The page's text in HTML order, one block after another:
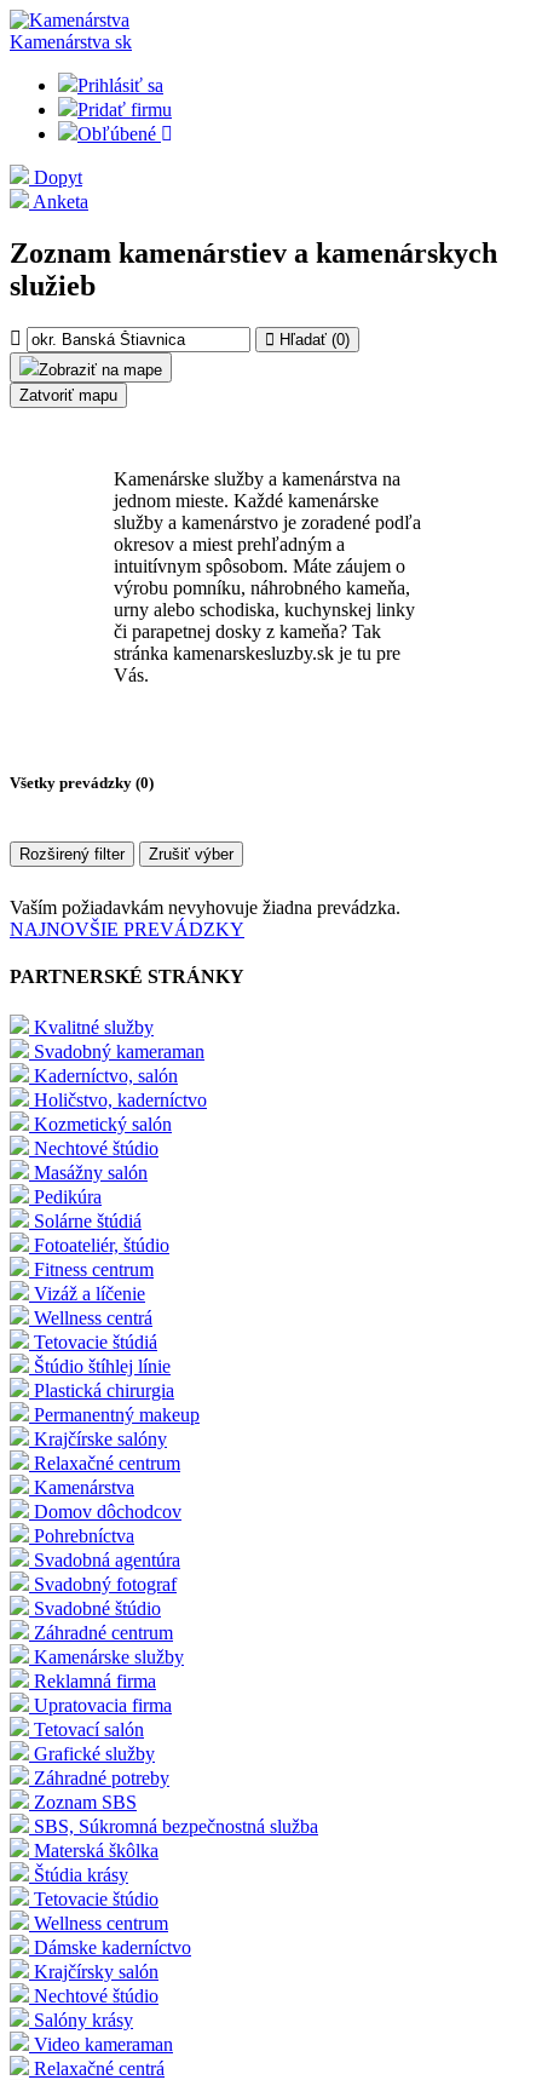
Kamenárstva sk
Prihlásiť sa
Pridať firmu
Obľúbené
Dopyt
Anketa
Zoznam kamenárstiev a kamenárskych
služieb
Hľadať (0)
Zobraziť na mape
Zatvoriť mapu
Kamenárske služby a kamenárstva na
jednom mieste. Každé kamenárske
služby a kamenárstvo je zoradené podľa
okresov a miest prehľadným a
intuitívnym spôsobom. Máte záujem o
výrobu pomníku, náhrobného kameňa,
urny alebo schodiska, kuchynskej linky
či parapetnej dosky z kameňa? Tak
stránka kamenarskesluzby.sk je tu pre
Vás.
Všetky prevádzky (0)
Rozširený filter Zrušiť výber
Vaším požiadavkám nevyhovuje žiadna prevádzka.
NAJNOVŠIE PREVÁDZKY
PARTNERSKÉ STRÁNKY
Kvalitné služby
Svadobný kameraman
Kaderníctvo, salón
Holičstvo, kaderníctvo
Kozmetický salón
Nechtové štúdio
Masážny salón
Pedikúra
Solárne štúdiá
Fotoateliér, štúdio
Fitness centrum
Vizáž a líčenie
Wellness centrá
Tetovacie štúdiá
Štúdio štíhlej línie
Plastická chirurgia
Permanentný makeup
Krajčírske salóny
Relaxačné centrum
Kamenárstva
Domov dôchodcov
Pohrebníctva
Svadobná agentúra
Svadobný fotograf
Svadobné štúdio
Záhradné centrum
Kamenárske služby
Reklamná firma
Upratovacia firma
Tetovací salón
Grafické služby
Záhradné potreby
Zoznam SBS
SBS, Súkromná bezpečnostná služba
Materská škôlka
Štúdia krásy
Tetovacie štúdio
Wellness centrum
Dámske kaderníctvo
Krajčírsky salón
Nechtové štúdio
Salóny krásy
Video kameraman
Relaxačné centrá